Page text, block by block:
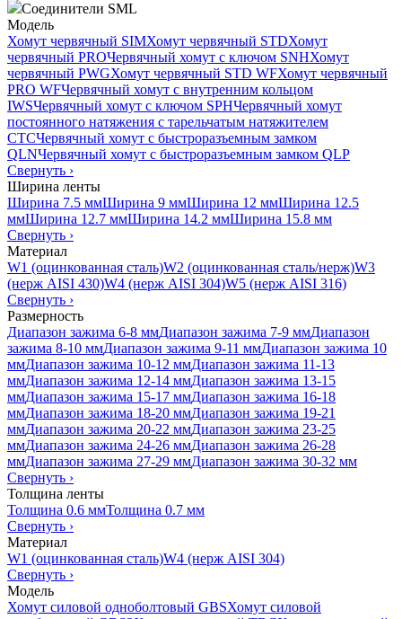
Соединители SML
Модель
Хомут червячный SIMХомут червячный STDХомут
червячный PROЧервячный хомут с ключом SNHХомут
червячный PWGХомут червячный STD WFХомут червячный
PRO WFЧервячный хомут с внутренним кольцом
IWSЧервячный хомут с ключом SPHЧервячный хомут
постоянного натяжения с тарельчатым натяжителем
CTCЧервячный хомут с быстроразъемным замком
QLNЧервячный хомут с быстроразъемным замком QLP
Свернуть ›
Ширина ленты
Ширина 7.5 ммШирина 9 ммШирина 12 ммШирина 12.5
ммШирина 12.7 ммШирина 14.2 ммШирина 15.8 мм
Свернуть ›
Материал
W1 (оцинкованная сталь)W2 (оцинкованная сталь/нерж)W3
(нерж AISI 430)W4 (нерж AISI 304)W5 (нерж AISI 316)
Свернуть ›
Размерность
Диапазон зажима 6-8 ммДиапазон зажима 7-9 ммДиапазон
зажима 8-10 ммДиапазон зажима 9-11 ммДиапазон зажима 10
ммДиапазон зажима 10-12 ммДиапазон зажима 11-13
ммДиапазон зажима 12-14 ммДиапазон зажима 13-15
ммДиапазон зажима 15-17 ммДиапазон зажима 16-18
ммДиапазон зажима 18-20 ммДиапазон зажима 19-21
ммДиапазон зажима 20-22 ммДиапазон зажима 23-25
ммДиапазон зажима 24-26 ммДиапазон зажима 26-28
ммДиапазон зажима 27-29 ммДиапазон зажима 30-32 мм
Свернуть ›
Толщина ленты
Толщина 0.6 ммТолщина 0.7 мм
Свернуть ›
Материал
W1 (оцинкованная сталь)W4 (нерж AISI 304)
Свернуть ›
Модель
Хомут силовой одноболтовый GBSХомут силовой